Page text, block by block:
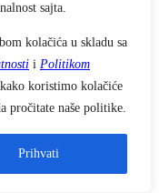
sajta.
kolačića u skladu sa
i Politikom
koristimo kolačiće
pročitate naše politike.
Prihvati
Serbia 2026.